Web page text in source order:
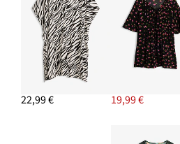
22,99 € 19,99 €